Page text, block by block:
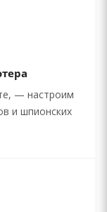
— настроим
и шпионских